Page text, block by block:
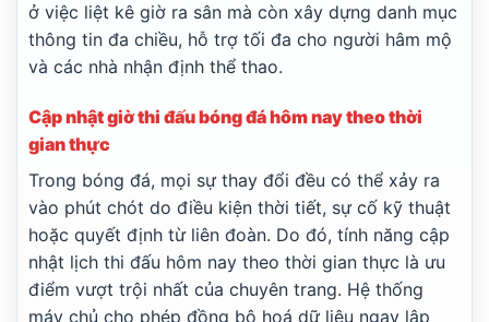
18:00
Vikingur Reykjavik
19:00
Benfica
Heart of Midlothian F.C.
Argentina:VĐQG Argentina
22:00
Club Atlético Lanús
Bolivia: VĐQG Bolivia
19:00
Universitario De Vinto
Real Potosi
23:30
Blooming
ở việc liệt kê giờ ra sân mà còn xây dựng danh mục
thông tin đa chiều, hỗ trợ tối đa cho người hâm mộ
và các nhà nhận định thể thao.
Cập nhật giờ thi đấu bóng đá hôm nay theo thời
gian thực
Trong bóng đá, mọi sự thay đổi đều có thể xảy ra
vào phút chót do điều kiện thời tiết, sự cố kỹ thuật
hoặc quyết định từ liên đoàn. Do đó, tính năng cập
nhật lịch thi đấu hôm nay theo thời gian thực là ưu
điểm vượt trội nhất của chuyên trang. Hệ thống
máy chủ cho phép đồng bộ hoá dữ liệu ngay lập